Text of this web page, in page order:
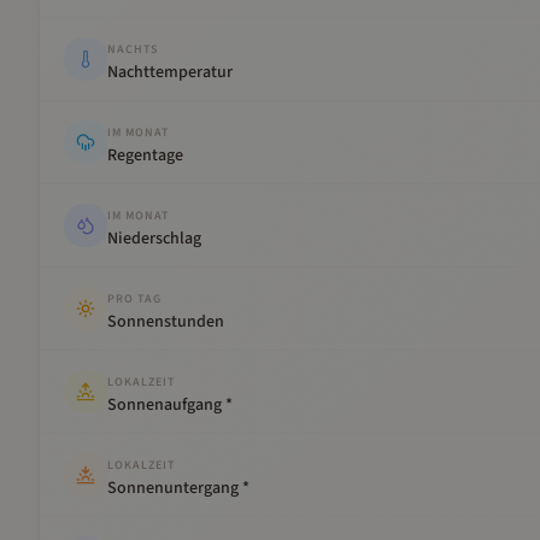
NACHTS
Nachttemperatur
IM MONAT
Regentage
IM MONAT
Niederschlag
PRO TAG
Sonnenstunden
LOKALZEIT
Sonnenaufgang *
LOKALZEIT
Sonnenuntergang *